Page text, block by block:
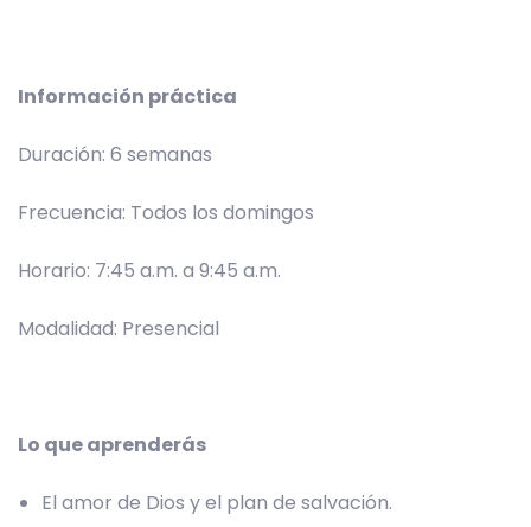
Información práctica
Duración: 6 semanas
Frecuencia: Todos los domingos
Horario: 7:45 a.m. a 9:45 a.m.
Modalidad: Presencial
Lo que aprenderás
El amor de Dios y el plan de salvación.